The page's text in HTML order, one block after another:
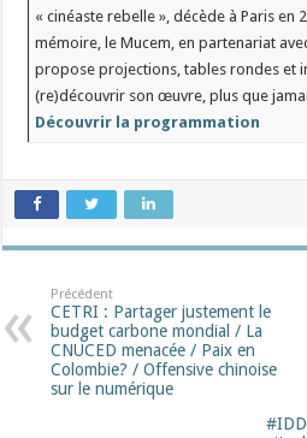
« cinéaste rebelle », décède à Paris en
mémoire, le Mucem, en partenariat
propose projections, tables rondes et
(re)découvrir son œuvre, plus que
Découvrir la programmation
Précédent
CETRI : Partager justement le
budget carbone mondial / La
CNUCED menacée / Paix en
Colombie? / Offensive chinoise
sur le numérique